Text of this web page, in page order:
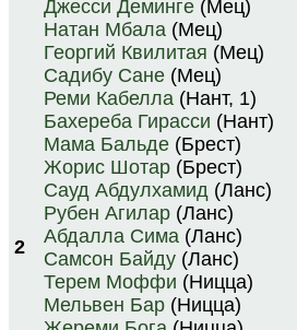
2
Джесси Деминге (Мец)
Натан Мбала (Мец)
Георгий Квилитая (Мец)
Садибу Сане (Мец)
Реми Кабелла (Нант, 1)
Бахереба Гирасси (Нант)
Мама Бальде (Брест)
Жорис Шотар (Брест)
Сауд Абдулхамид (Ланс)
Рубен Агилар (Ланс)
Абдалла Сима (Ланс)
Самсон Байду (Ланс)
Терем Моффи (Ницца)
Мельвен Бар (Ницца)